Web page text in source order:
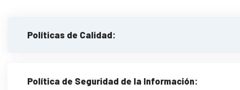
Políticas de Calidad:
Política de Seguridad de la Información: